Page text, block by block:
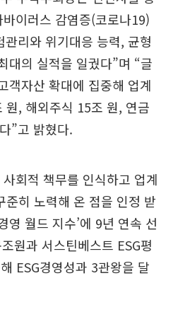
이러스 감염증(코로나19)
리와 위기대응 능력, 균형
대의 실적을 일궜다”며 “글
객자산 확대에 집중해 업계
원, 해외주식 15조 원, 연금
”고 밝혔다.
회적 책무를 인식하고 업계
준히 노력해 온 점을 인정 받
영 월드 지수’에 9년 연속 선
원과 서스틴베스트 ESG평
ESG경영성과 3관왕을 달